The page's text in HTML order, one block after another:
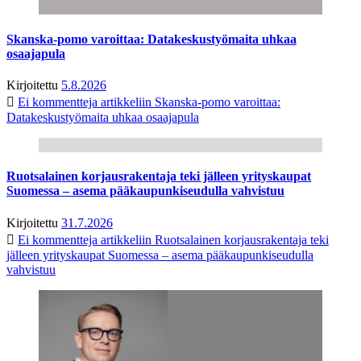
Skanska-pomo varoittaa: Datakeskustyömaita uhkaa
osaajapula
Kirjoitettu 5.8.2026
Ei kommentteja artikkeliin Skanska-pomo varoittaa:
Datakeskustyömaita uhkaa osaajapula
Ruotsalainen korjausrakentaja teki jälleen yrityskaupat
Suomessa – asema pääkaupunkiseudulla vahvistuu
Kirjoitettu 31.7.2026
Ei kommentteja artikkeliin Ruotsalainen korjausrakentaja teki
jälleen yrityskaupat Suomessa – asema pääkaupunkiseudulla
vahvistuu